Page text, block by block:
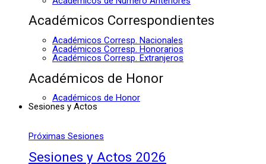
Académicos Correspondientes
Académicos Corresp. Nacionales
Académicos Corresp. Honorarios
Académicos Corresp. Extranjeros
Académicos de Honor
Académicos de Honor
Sesiones y Actos
Próximas Sesiones
Sesiones y Actos 2026